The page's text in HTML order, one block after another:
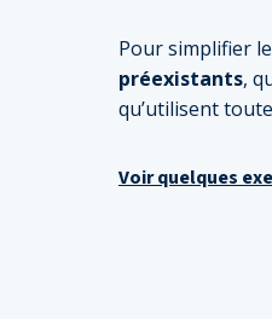
Pour simplifier
préexistants,
qu’utilisent
Voir quelques